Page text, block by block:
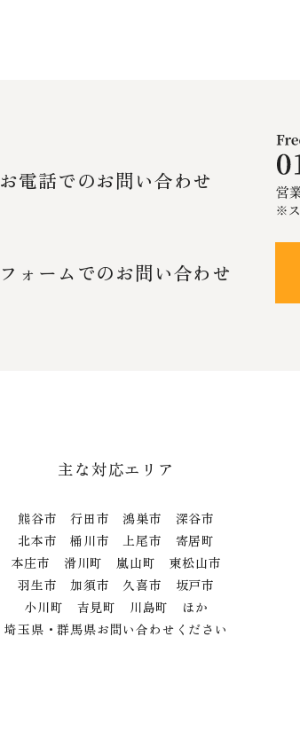
お電話でのお問い合わせ
フォームでのお問い合わせ
主な対応エリア
熊谷市 行田市 鴻巣市 深谷市
北本市 桶川市 上尾市 寄居町
本庄市 滑川町 嵐山町 東松山市
羽生市 加須市 久喜市 坂戸市
小川町 吉見町 川島町 ほか
埼玉県・群馬県お問い合わせください